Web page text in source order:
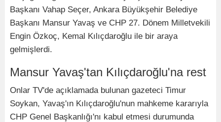
Başkanı Vahap Seçer, Ankara Büyükşehir Belediye
Başkanı Mansur Yavaş ve CHP 27. Dönem Milletvekili
Engin Özkoç, Kemal Kılıçdaroğlu ile bir araya
gelmişlerdi.
Mansur Yavaş'tan Kılıçdaroğlu'na rest
Onlar TV'de açıklamada bulunan gazeteci Timur
Soykan, Yavaş'ın Kılıçdaroğlu'nun mahkeme kararıyla
CHP Genel Başkanlığı'nı kabul etmesi durumunda